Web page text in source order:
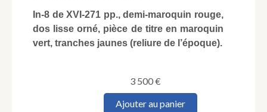
In-8 de XVI-271 pp., demi-maroquin rouge,
dos lisse orné, pièce de titre en maroquin
vert, tranches jaunes (reliure de l’époque).
3 500€
quantitéAjouter au panier